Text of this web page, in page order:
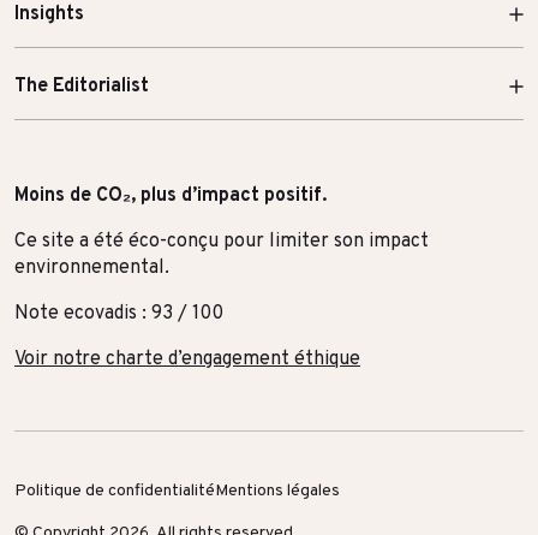
Insights
The Editorialist
Moins de CO₂, plus d’impact positif.
Ce site a été éco-conçu pour limiter son impact
environnemental.
Note ecovadis : 93 / 100
Voir notre charte d’engagement éthique
Politique de confidentialitéMentions légales